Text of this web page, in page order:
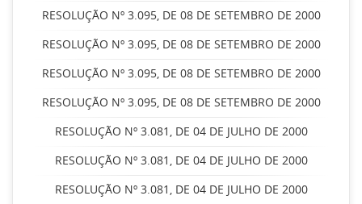
RESOLUÇÃO Nº 3.095, DE 08 DE SETEMBRO DE 2000
RESOLUÇÃO Nº 3.095, DE 08 DE SETEMBRO DE 2000
RESOLUÇÃO Nº 3.095, DE 08 DE SETEMBRO DE 2000
RESOLUÇÃO Nº 3.095, DE 08 DE SETEMBRO DE 2000
RESOLUÇÃO Nº 3.081, DE 04 DE JULHO DE 2000
RESOLUÇÃO Nº 3.081, DE 04 DE JULHO DE 2000
RESOLUÇÃO Nº 3.081, DE 04 DE JULHO DE 2000